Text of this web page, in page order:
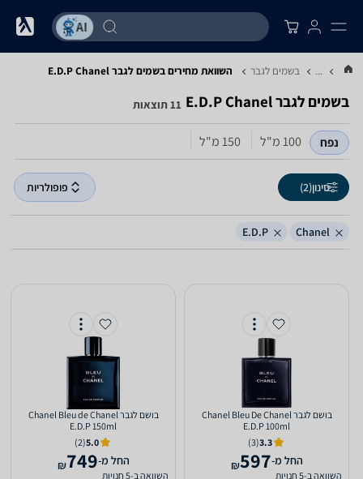
... בשמים לגבר השוואת מחירים בשמים לגבר ‏Chanel ‏E.D.P
בשמים לגבר ‏Chanel ‏E.D.P 11 תוצאות
נפח 100‏ מ"ל 150‏ מ"ל
סינון(2) פופולריות
Chanel
E.D.P
בושם לגבר Chanel Bleu De Chanel
E.D.P 100ml
3.3
(3)
‫החל מ-597
₪
השוואה ב-5 חנויות
בושם לגבר Chanel Bleu de Chanel
E.D.P 150ml
5.0
(2)
‫החל מ-749
₪
השוואה ב-5 חנויות